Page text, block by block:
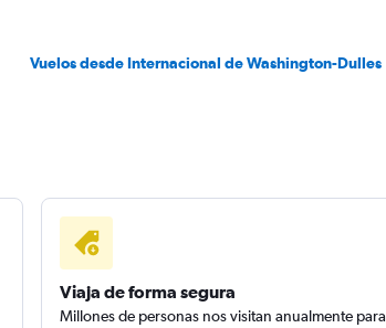
Vuelos desde Internacional de Washington-Dulles
Viaja de forma segura
Millones de personas nos visitan anualmente para